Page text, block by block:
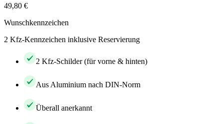
49,80 €
Wunschkennzeichen
2 Kfz-Kennzeichen inklusive Reservierung
2 Kfz-Schilder (für vorne & hinten)
Aus Aluminium nach DIN-Norm
Überall anerkannt